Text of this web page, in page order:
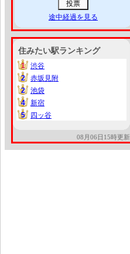
途中経過を見る
住みたい駅ランキング
1
1
渋谷
2
2
赤坂見附
2
2
池袋
4
4
新宿
5
5 四ッ谷
08月06日15時更新